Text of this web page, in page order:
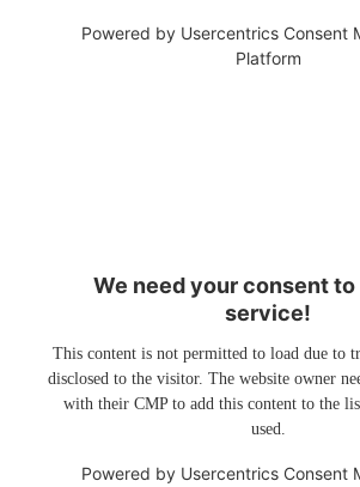
Powered by Usercentrics Consent
Platform
We need your consent to
service!
This content is not permitted to load due to
disclosed to the visitor. The website owner
with their CMP to add this content to the
used.
Powered by Usercentrics Consent